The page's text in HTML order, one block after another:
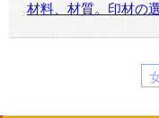
材料、材質。印材の